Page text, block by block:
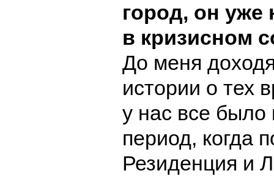
город, он уже
в кризисном
До меня
истории о тех
у нас все было
период, когда
Резиденция и